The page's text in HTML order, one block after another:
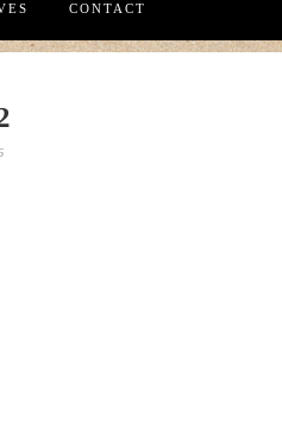
CONTACT